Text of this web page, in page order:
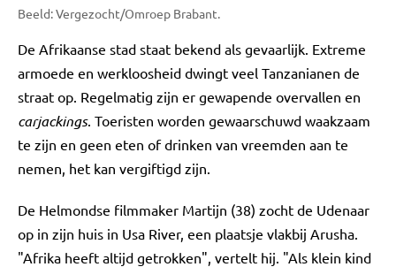
Beeld: Vergezocht/Omroep Brabant.
De Afrikaanse stad staat bekend als gevaarlijk. Extreme
armoede en werkloosheid dwingt veel Tanzanianen de
straat op. Regelmatig zijn er gewapende overvallen en
carjackings. Toeristen worden gewaarschuwd waakzaam
te zijn en geen eten of drinken van vreemden aan te
nemen, het kan vergiftigd zijn.
De Helmondse filmmaker Martijn (38) zocht de Udenaar
op in zijn huis in Usa River, een plaatsje vlakbij Arusha.
"Afrika heeft altijd getrokken", vertelt hij. "Als klein kind